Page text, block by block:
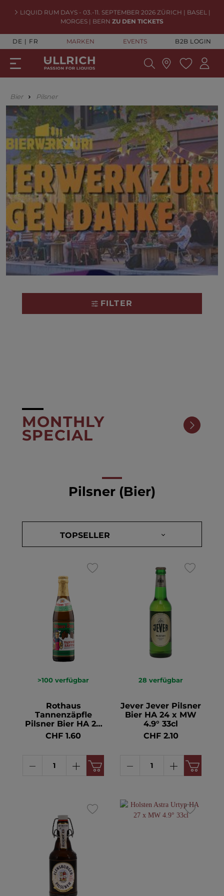
LIQUID RUM DAYS - 03.-11. SEPTEMBER 2026 ZÜRICH | BASEL |
MORGES | BERN ZU DEN TICKETS
DE FR MARKEN EVENTS B2B LOGIN
Bier Pilsner
FILTER
MONTHLY
SPECIAL
Pilsner (Bier)
>100 verfügbar
Rothaus
Tannenzäpfle
Pilsner Bier HA 24
x MW 5.1° 33cl
CHF 1.60
28 verfügbar
Jever Jever Pilsner
Bier HA 24 x MW
4.9° 33cl
CHF 2.10